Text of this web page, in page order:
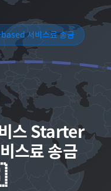
서비스료 송금
스 Starter
스료 송금